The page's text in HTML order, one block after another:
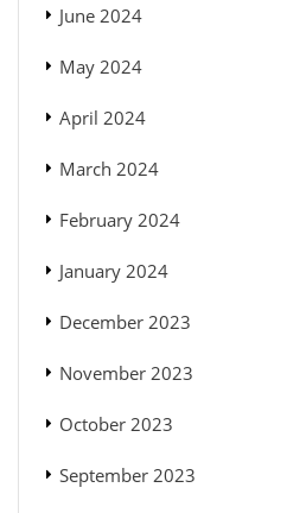
June 2024
May 2024
April 2024
March 2024
February 2024
January 2024
December 2023
November 2023
October 2023
September 2023